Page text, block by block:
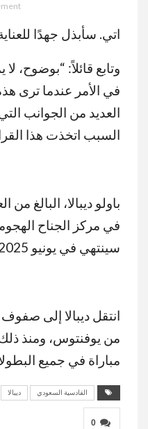
MUTE
اتي. سأبذل جهدًا
وتابع قائلاً: “بوضوح،
في الأمر عندما ترى
العديد من الجوانب
السبب اتخذت هذا
في مركز الجناح
سينتهي في يونيو 2025.
مباراة في جميع البطولات،
القادسية السعودي ديبالا
0